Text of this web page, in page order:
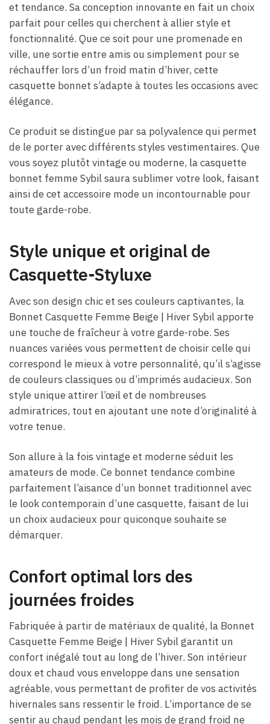
et tendance. Sa conception innovante en fait un choix
parfait pour celles qui cherchent à allier style et
fonctionnalité. Que ce soit pour une promenade en
ville, une sortie entre amis ou simplement pour se
réchauffer lors d’un froid matin d’hiver, cette
casquette bonnet s’adapte à toutes les occasions avec
élégance.
Ce produit se distingue par sa polyvalence qui permet
de le porter avec différents styles vestimentaires. Que
vous soyez plutôt vintage ou moderne, la casquette
bonnet femme Sybil saura sublimer votre look, faisant
ainsi de cet accessoire mode un incontournable pour
toute garde-robe.
Style unique et original de
Casquette-Styluxe
Avec son design chic et ses couleurs captivantes, la
Bonnet Casquette Femme Beige​ | Hiver Sybil apporte
une touche de fraîcheur à votre garde-robe. Ses
nuances variées vous permettent de choisir celle qui
correspond le mieux à votre personnalité, qu’il s’agisse
de couleurs classiques ou d’imprimés audacieux. Son
style unique attirer l’œil et de nombreuses
admiratrices, tout en ajoutant une note d’originalité à
votre tenue.
Son allure à la fois vintage et moderne séduit les
amateurs de mode. Ce bonnet tendance combine
parfaitement l’aisance d’un bonnet traditionnel avec
le look contemporain d’une casquette, faisant de lui
un choix audacieux pour quiconque souhaite se
démarquer.
Confort optimal lors des
journées froides
Fabriquée à partir de matériaux de qualité, la Bonnet
Casquette Femme Beige​ | Hiver Sybil garantit un
confort inégalé tout au long de l’hiver. Son intérieur
doux et chaud vous enveloppe dans une sensation
agréable, vous permettant de profiter de vos activités
hivernales sans ressentir le froid. L’importance de se
sentir au chaud pendant les mois de grand froid ne